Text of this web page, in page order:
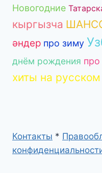
Новогодние
кыргызча
әндер про зиму
днём рождения
хиты на
Контакты *